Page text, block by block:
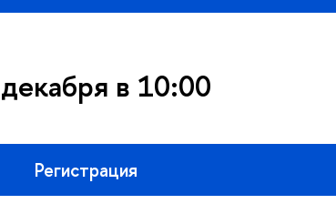
в 10:00
Регистрация